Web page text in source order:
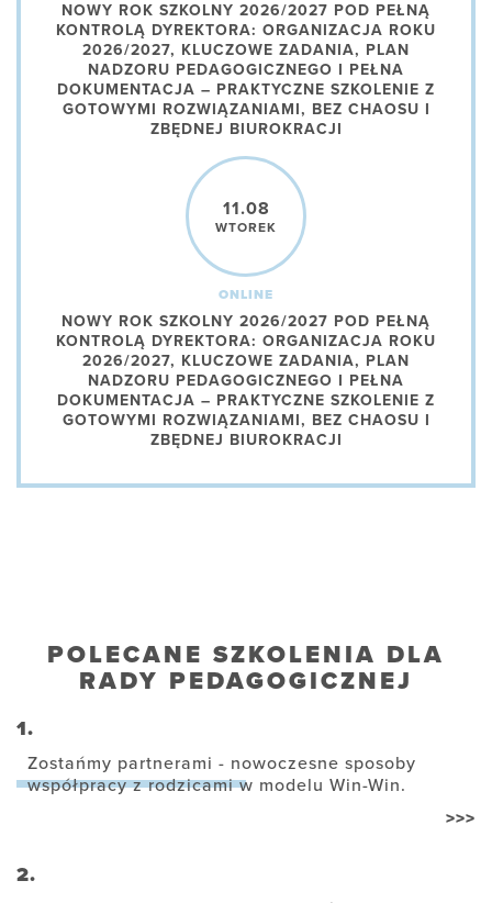
NOWY ROK SZKOLNY 2026/2027 POD PEŁNĄ
KONTROLĄ DYREKTORA: ORGANIZACJA ROKU
2026/2027, KLUCZOWE ZADANIA, PLAN
NADZORU PEDAGOGICZNEGO I PEŁNA
DOKUMENTACJA – PRAKTYCZNE SZKOLENIE Z
GOTOWYMI ROZWIĄZANIAMI, BEZ CHAOSU I
ZBĘDNEJ BIUROKRACJI
11.08
WTOREK
ONLINE
NOWY ROK SZKOLNY 2026/2027 POD PEŁNĄ
KONTROLĄ DYREKTORA: ORGANIZACJA ROKU
2026/2027, KLUCZOWE ZADANIA, PLAN
NADZORU PEDAGOGICZNEGO I PEŁNA
DOKUMENTACJA – PRAKTYCZNE SZKOLENIE Z
GOTOWYMI ROZWIĄZANIAMI, BEZ CHAOSU I
ZBĘDNEJ BIUROKRACJI
POLECANE SZKOLENIA DLA
RADY PEDAGOGICZNEJ
1.
Zostańmy partnerami - nowoczesne sposoby
współpracy z rodzicami w modelu Win-Win.
>>>
2.